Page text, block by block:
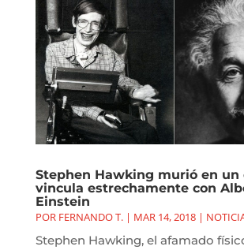
Stephen Hawking murió en un
vincula estrechamente con
Einstein
POR FERNANDO T.| MAR 14, 2018|
Stephen Hawking, el afamado